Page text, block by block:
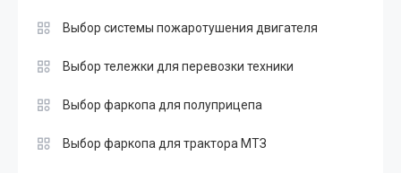
Выбор системы пожаротушения двигателя
Выбор тележки для перевозки техники
Выбор фаркопа для полуприцепа
Выбор фаркопа для трактора МТЗ